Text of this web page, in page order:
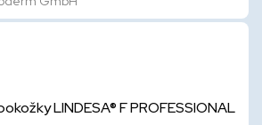
LINDESA® F PROFESSIONAL